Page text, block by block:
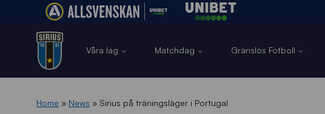
Våra lag Matchdag Gränslös Fotboll
Home » News » Sirius på träningsläger i Portugal